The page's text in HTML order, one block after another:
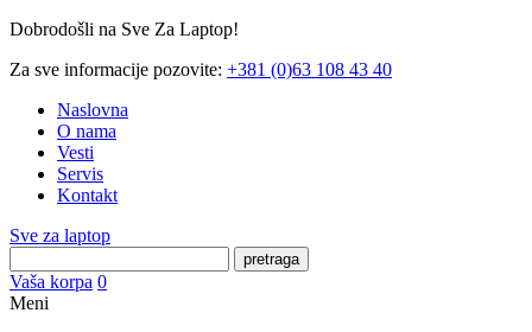
Dobrodošli na Sve Za Laptop!
Za sve informacije pozovite: +381 (0)63 108 43 40
Naslovna
O nama
Vesti
Servis
Kontakt
Sve za laptop
pretraga
Vaša korpa 0
Meni